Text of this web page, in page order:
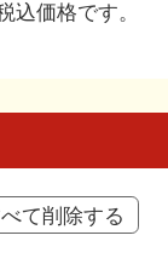
込価格です。
て削除する